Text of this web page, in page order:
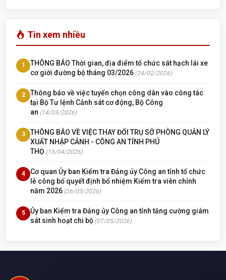
Tin xem nhiều
1
THÔNG BÁO Thời gian, địa điểm tổ chức sát hạch lái xe
cơ giới đường bộ tháng 03/2026 (24/02/2026)
2
Thông báo về việc tuyển chọn công dân vào công tác
tại Bộ Tư lệnh Cảnh sát cơ động, Bộ Công
an (14/03/2026)
3
THÔNG BÁO VỀ VIỆC THAY ĐỔI TRỤ SỞ PHÒNG QUẢN LÝ
XUẤT NHẬP CẢNH - CÔNG AN TỈNH PHÚ
THỌ (15/04/2026)
4
Cơ quan Ủy ban Kiểm tra Đảng ủy Công an tỉnh tổ chức
lễ công bố quyết định bổ nhiệm Kiểm tra viên chính
năm 2026 (26/03/2026)
5
Ủy ban Kiểm tra Đảng ủy Công an tỉnh tăng cường giám
sát sinh hoạt chi bộ (07/05/2026)